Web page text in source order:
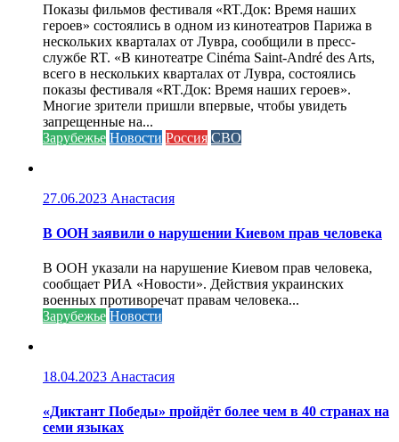
Показы фильмов фестиваля «RT.Док: Время наших
героев» состоялись в одном из кинотеатров Парижа в
нескольких кварталах от Лувра, сообщили в пресс-
службе RT. «В кинотеатре Cinéma Saint-André des Arts,
всего в нескольких кварталах от Лувра, состоялись
показы фестиваля «RT.Док: Время наших героев».
Многие зрители пришли впервые, чтобы увидеть
запрещенные на...
Зарубежье Новости Россия СВО
27.06.2023 Анастасия
В ООН заявили о нарушении Киевом прав человека
В ООН указали на нарушение Киевом прав человека,
сообщает РИА «Новости». Действия украинских
военных противоречат правам человека...
Зарубежье Новости
18.04.2023 Анастасия
«Диктант Победы» пройдёт более чем в 40 странах на
семи языках